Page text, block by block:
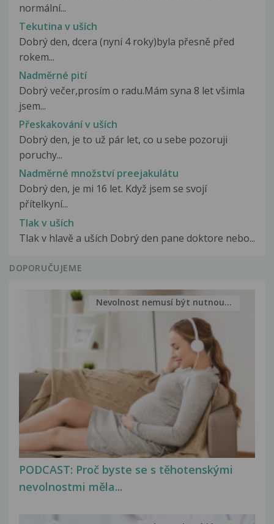
normální...
Tekutina v uších
Dobrý den, dcera (nyní 4 roky)byla přesně před
rokem...
Nadměrné pití
Dobrý večer,prosím o radu.Mám syna 8 let všimla
jsem...
Přeskakování v uších
Dobrý den, je to už pár let, co u sebe pozoruji
poruchy...
Nadměrné množství preejakulátu
Dobrý den, je mi 16 let. Když jsem se svojí
přítelkyní...
Tlak v uších
Tlak v hlavě a uších Dobrý den pane doktore nebo...
DOPORUČUJEME
PODCAST: Proč byste se s těhotenskými
nevolnostmi měla...
Nevolnost nemusí být nutnou...